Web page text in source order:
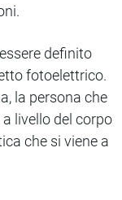
definito
fotoelettrico.
la persona che
livello del corpo
che si viene a